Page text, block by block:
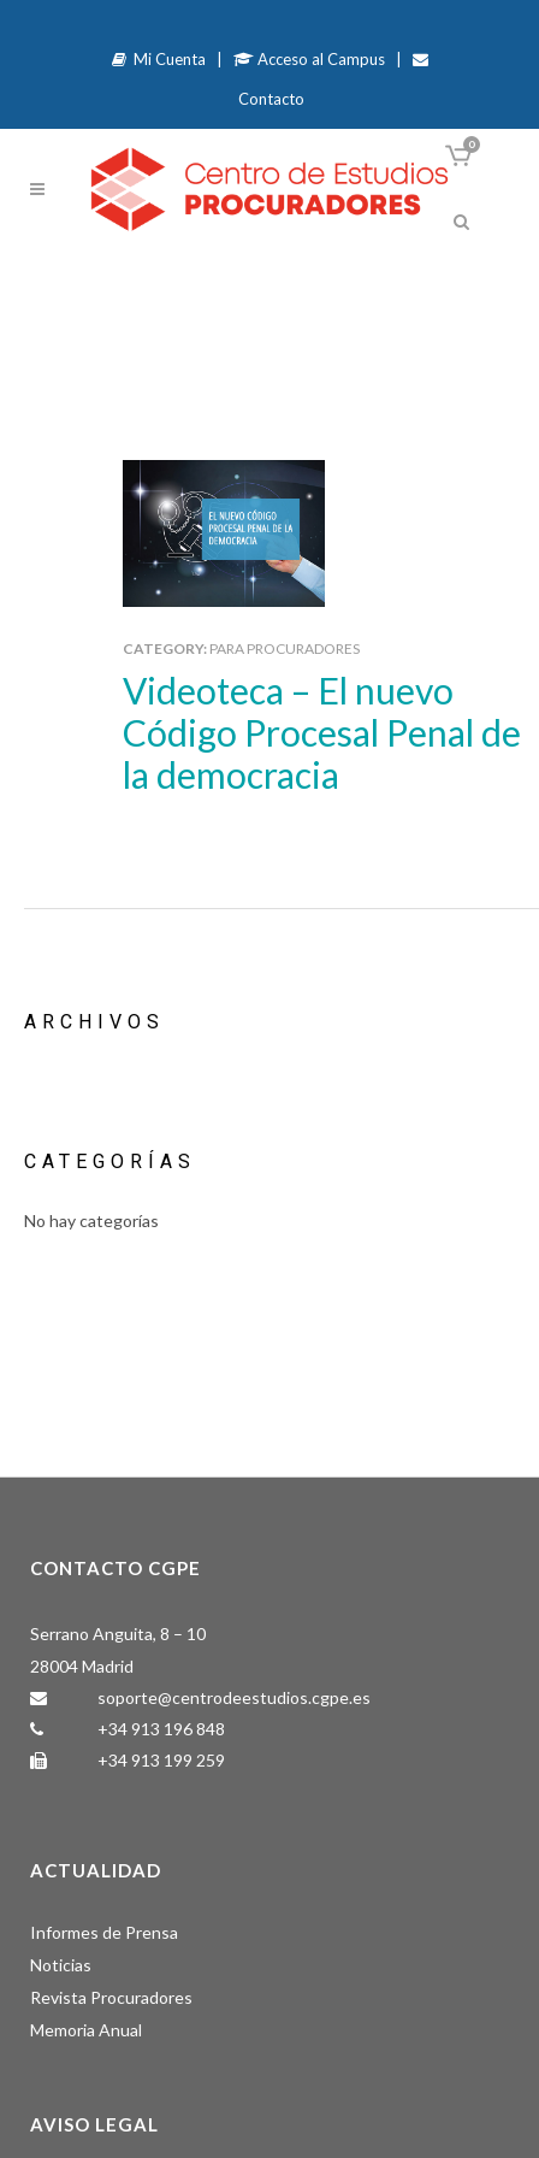
Mi Cuenta Acceso al Campus|
Contacto
0
CATEGORY: PARA PROCURADORES
Videoteca – El nuevo
Código Procesal Penal de
la democracia
ARCHIVOS
CATEGORÍAS
No hay categorías
CONTACTO CGPE
Serrano Anguita, 8 – 10
28004 Madrid
soporte@centrodeestudios.cgpe.es
+34 913 196 848
+34 913 199 259
ACTUALIDAD
Informes de Prensa
Noticias
Revista Procuradores
Memoria Anual
AVISO LEGAL